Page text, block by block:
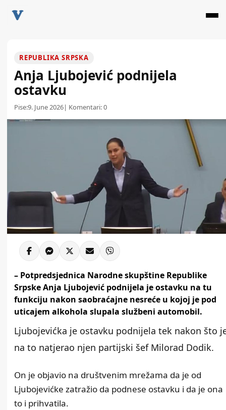
REPUBLIKA SRPSKA
Anja Ljubojević podnijela
ostavku
Pise:9. June 2026| Komentari:0
– Potpredsjednica Narodne skupštine Republike
Srpske Anja Ljubojević podnijela je ostavku na tu
funkciju nakon saobraćajne nesreće u kojoj je pod
uticajem alkohola slupala službeni automobil.
Ljubojevićka je ostavku podnijela tek nakon što
na to natjerao njen partijski šef Milorad Dodik.
On je objavio na društvenim mrežama da je od
Ljubojevićke zatražio da podnese ostavku i da je ona
to i prihvatila.